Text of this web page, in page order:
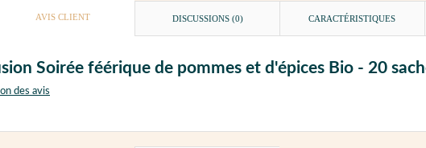
AVIS CLIENT DISCUSSIONS (0) CARACTÉRISTIQUES
Soirée féérique de pommes et d'épices Bio - 20
des avis